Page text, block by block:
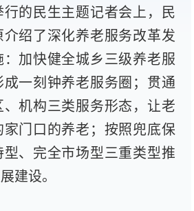
的民生主题记者会上，民
绍了深化养老服务改革发
加快健全城乡三级养老服
一刻钟养老服务圈；贯通
机构三类服务形态，让老
门口的养老；按照兜底保
型、完全市场型三重类型推
建设。